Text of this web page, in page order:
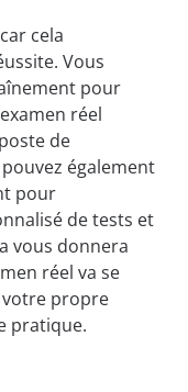
cela
Vous
pour
réel
de
également
pour
de tests et
vous donnera
réel va se
propre
pratique.